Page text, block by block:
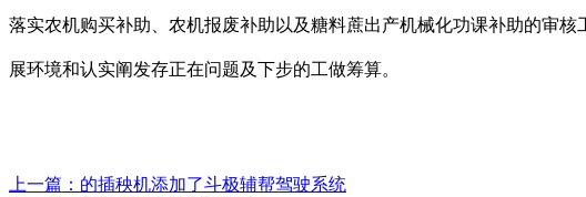
落实农机购买补助、农机报废补助以及糖料蔗出产机械化功课补助的审
展环境和认实阐发存正在问题及下步的工做筹算。
上一篇： 的插秧机添加了斗极辅帮驾驶系统